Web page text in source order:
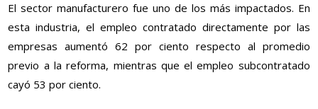
El sector manufacturero fue uno de los más impactados. En
esta industria, el empleo contratado directamente por las
empresas aumentó 62 por ciento respecto al promedio
previo a la reforma, mientras que el empleo subcontratado
cayó 53 por ciento.